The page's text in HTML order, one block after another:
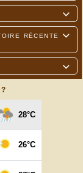


récente

?